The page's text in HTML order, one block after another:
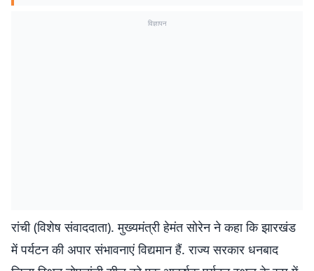
विज्ञापन
रांची (विशेष संवाददाता). मुख्यमंत्री हेमंत सोरेन ने कहा कि झारखंड
में पर्यटन की अपार संभावनाएं विद्यमान हैं. राज्य सरकार धनबाद